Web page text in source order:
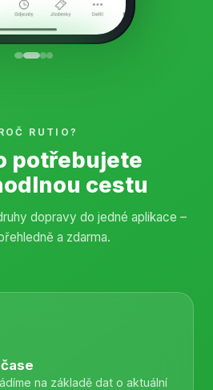
RUTIO?
potřebujete
cestu
dopravy do jedné aplikace –
a zdarma.
na základě dat o aktuální